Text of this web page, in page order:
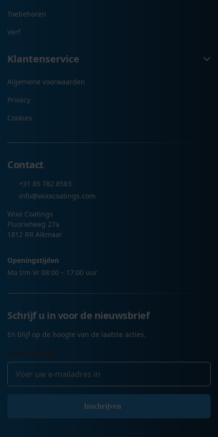
Toebehoren
Verf
Klantenservice
Algemene voorwaarden
Privacy
Cookies
Contact
+31 85 782 8583
info@wixxcoatings.com
Wixx Coatings
Fluorietweg 27a
1812 RR Alkmaar
Openingstijden
Ma t/m Vr 08:00 – 17:00 uur
Schrijf u in voor de nieuwsbrief
En blijf op de hoogte van de laatste acties.
*